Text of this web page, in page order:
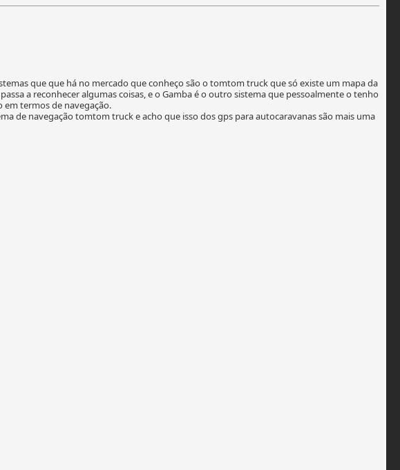
que que há no mercado que conheço são o tomtom truck que só existe um mapa da
a reconhecer algumas coisas, e o Gamba é o outro sistema que pessoalmente o tenho
em termos de navegação.
de navegação tomtom truck e acho que isso dos gps para autocaravanas são mais uma